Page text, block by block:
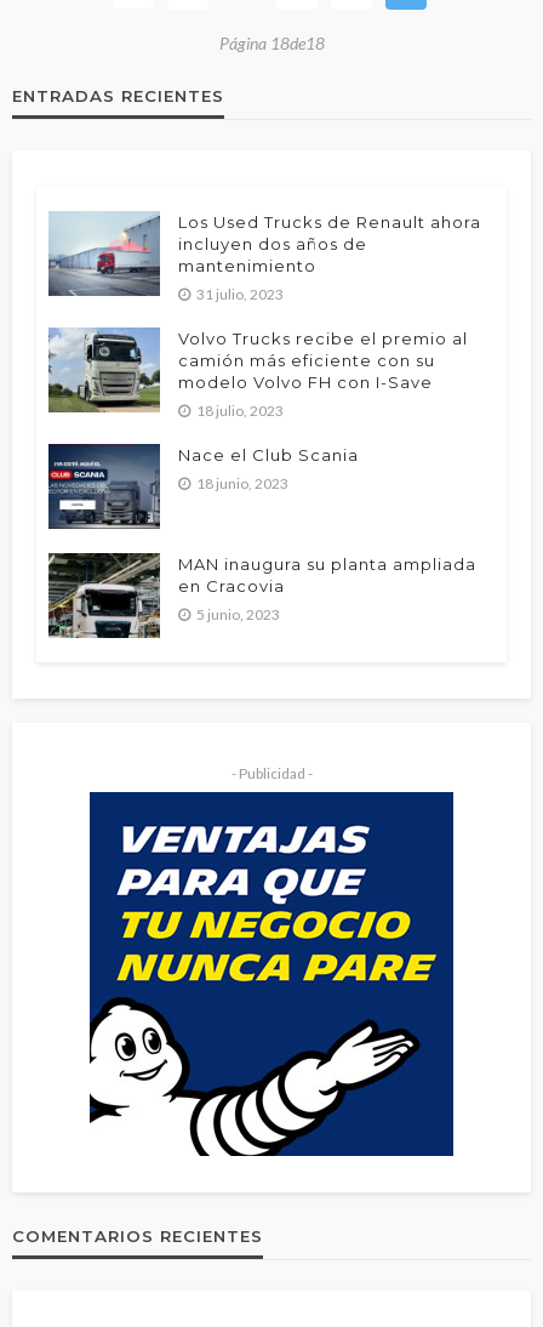
Página 18de18
ENTRADAS RECIENTES
Los Used Trucks de Renault ahora
incluyen dos años de
mantenimiento
31 julio, 2023
Volvo Trucks recibe el premio al
camión más eficiente con su
modelo Volvo FH con I-Save
18 julio, 2023
Nace el Club Scania
18 junio, 2023
MAN inaugura su planta ampliada
en Cracovia
5 junio, 2023
- Publicidad -
COMENTARIOS RECIENTES